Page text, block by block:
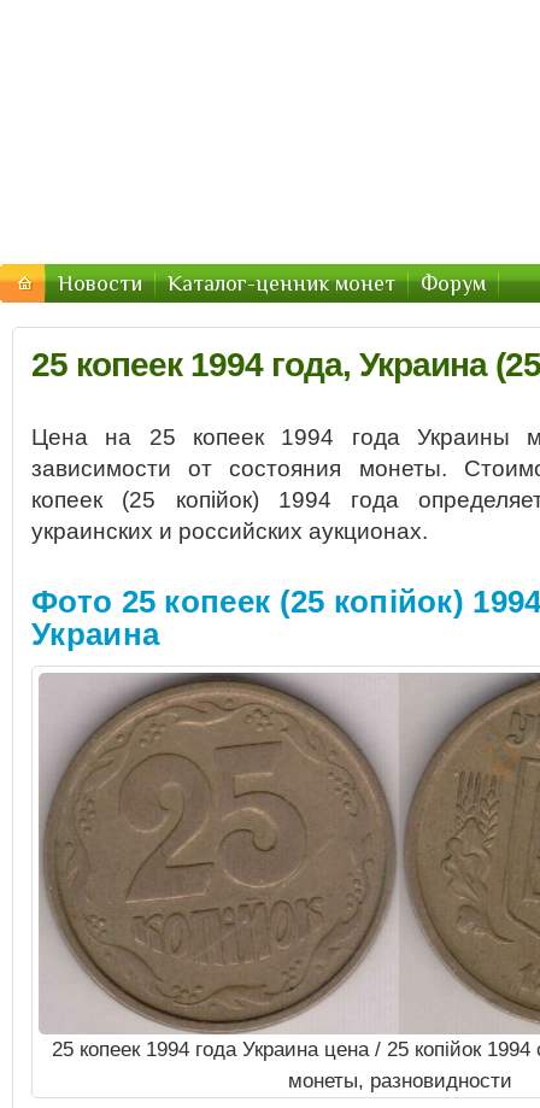
Новости Каталог-ценник монет Форум
25 копеек 1994 года, Украина
Цена на 25 копеек 1994 года Украины
зависимости от состояния монеты.
копеек (25 копійок) 1994 года
украинских и российских аукционах.
Фото 25 копеек (25 копiйок)
Украина
25 копеек 1994 года Украина цена / 25 копiйок
монеты, разновидности